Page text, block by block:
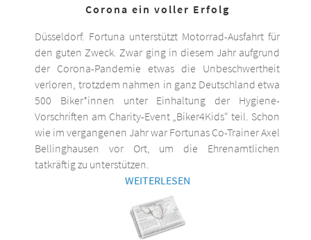
Corona ein voller Erfolg
Düsseldorf. Fortuna unterstützt Motorrad-Ausfahrt für
den guten Zweck. Zwar ging in diesem Jahr aufgrund
der Corona-Pandemie etwas die Unbeschwertheit
verloren, trotzdem nahmen in ganz Deutschland etwa
500 Biker*innen unter Einhaltung der Hygiene-
Vorschriften am Charity-Event „Biker4Kids“ teil. Schon
wie im vergangenen Jahr war Fortunas Co-Trainer Axel
Bellinghausen vor Ort, um die Ehrenamtlichen
tatkräftig zu unterstützen.
WEITERLESEN